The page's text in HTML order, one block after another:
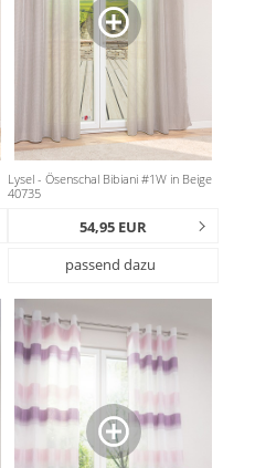
Lysel - Ösenschal Bibiani #1W in Beige
40735
54,95 EUR
passend dazu